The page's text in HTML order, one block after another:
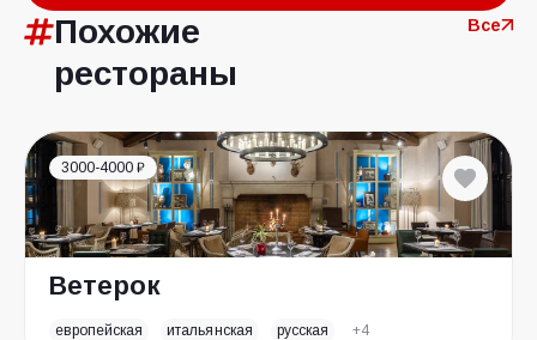
Похожие
рестораны
Все
3000-4000 ₽
Ветерок
европейская итальянская русская +4